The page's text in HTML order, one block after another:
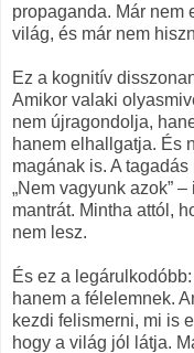
propaganda. Már nem
világ, és már nem
Ez a kognitív
Amikor valaki
nem újragondolja,
hanem elhallgatja. És
magának is. A
„Nem vagyunk azok”
mantrát. Mintha attól,
nem lesz.
És ez a
hanem a félelemnek.
kezdi felismerni, mi is
hogy a világ jól látja.